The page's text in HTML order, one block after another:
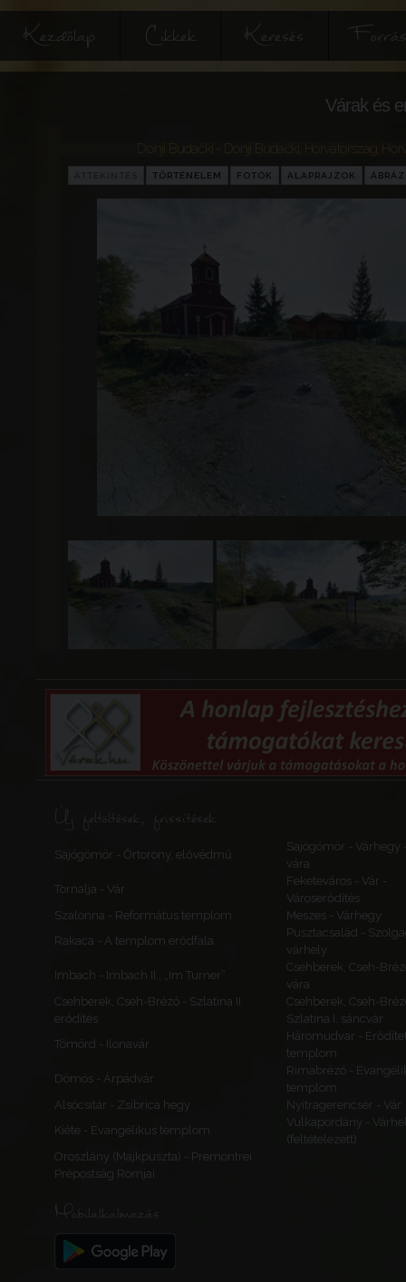
Kezdőlap Cikkek Keresés
Várak és
Horvátország
TÖRTÉNELEM FOTÓK ALAPRAJZOK
Új feltöltések, frissítések
Sajógömör - Őrtorony, elővédmű
Sajógömör - Várhegy
vára
Tornalja - Vár
Feketeváros - Vár -
Városerődítés
Szalonna - Református templom
Meszes - Várhegy
Rakaca - A templom erődfala
Pusztacsalád -
várhely
Imbach - Imbach II., „Im Turner”
Csehberek, Cseh-
vára
Csehberek, Cseh-Brézó - Szlatina II.
erődítés
Csehberek, Cseh-
Szlatina I. sáncvár
Tömörd - Ilonavár
Háromudvar -
templom
Dömös - Árpádvár
Rimabrézó -
templom
Alsócsitár - Zsibrica hegy
Nyitragerencsér - Vár
Kiéte - Evangélikus templom
Vulkapordány -
(feltételezett)
Oroszlány (Majkpuszta) - Premontrei
Prépostság Romjai
Mobilalkalmazás